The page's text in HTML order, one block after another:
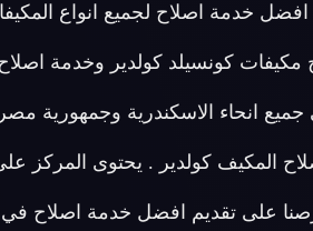
افضل خدمة اصلاح لجميع انواع
كونسيلد كولدير وخدمة
انحاء الاسكندرية وجمهورية
المكيف كولدير . يحتوى المركز
على تقديم افضل خدمة اصلاح في